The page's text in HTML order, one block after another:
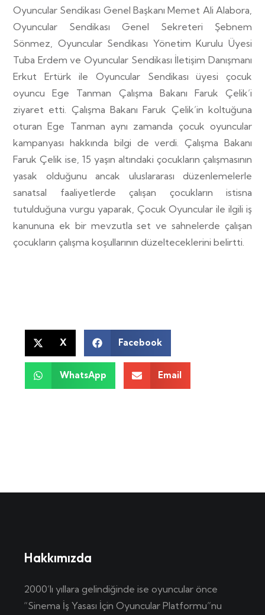
Oyuncular Sendikası Genel Başkanı Memet Ali Alabora,
Oyuncular Sendikası Genel Sekreteri Şebnem
Sönmez, Oyuncular Sendikası Yönetim Kurulu Üyesi
Tuba Erdem ve Oyuncular Sendikası İletişim Danışmanı
Erkut Ertürk ile Oyuncular Sendikası üyesi çocuk
oyuncu Ege Tanman Çalışma Bakanı Faruk Çelik’i
ziyaret etti. Çalışma Bakanı Faruk Çelik’in koltuğuna
oturan Ege Tanman aynı zamanda çocuk oyuncular
kampanyası hakkında bilgi de verdi. Çalışma Bakanı
Faruk Çelik ise, 15 yaşın altındaki çocukların çalışmasının
yasak olduğunu ancak uluslararası düzenlemelerle
sanatsal faaliyetlerde çalışan çocukların istisna
tutulduğuna vurgu yaparak, Çocuk Oyuncular ile ilgili iş
kanununa ek bir mevzutla set ve sahnelerde çalışan
çocukların çalışma koşullarının düzelteceklerini belirtti.
X Facebook
WhatsApp Email
Hakkımızda
2000’lı yıllara gelindiğinde ise oyuncular önce
“Sinema İş Yasası İçin Oyuncular Platformu”nu